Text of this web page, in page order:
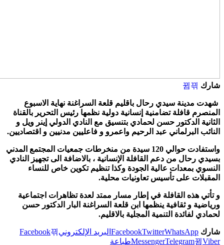
سيدي رحال باقليم قلعة السراغنة نهاية الاسبوع
قافلة تضامنية إنسانية دولية نظمها رئيس التحرير بالقناة
الدكتور حسن لحمادي بتنسيق مع النادي الدولي إينر ويل و
البرلماني عبد الرحيم واعمرو و فاعليين مدنيين و اقتصاديين.
واستفادت حوالي 120 سيدة من منخرطات جمعيات المجتمع المدني
رحال من دعم القافلة الإنسانية ، بالاضافة الى تجهيز النادي
بمعدات عالية الجودة وكذا تنظيم تكوين خاص للنساء
على تأسيس تعاونيات محلية.
هذه القافلة في إطار مسار ممتد لعدة تظاهرات اجتماعية
و ثقافية ينظمها ابن قلعة السراغنة البار الدكتور حسن
لفائدة التنمية المجلية بالاقليم.
FacebookTwitterWhatsApp البريد الإلكتروني
Facebook
MessengerTelegram طباعة